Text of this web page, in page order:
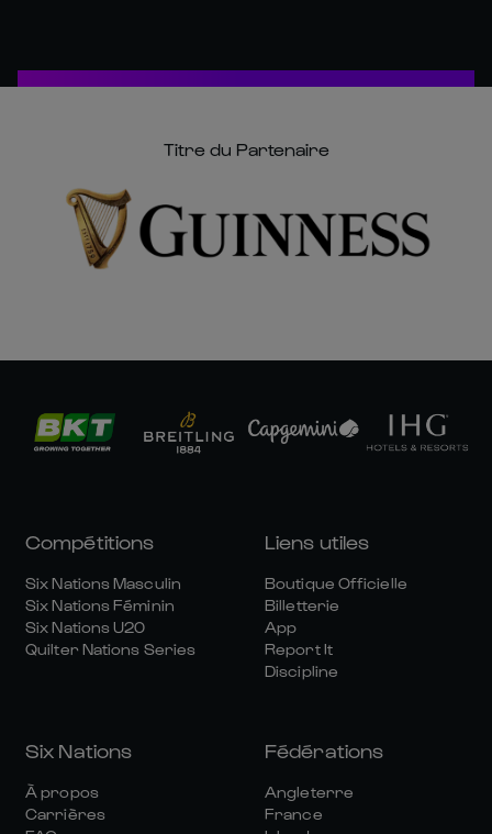
Titre du Partenaire
Compétitions
Six Nations Masculin
Six Nations Féminin
Six Nations U20
Quilter Nations Series
Liens utiles
Boutique Officielle
Billetterie
App
Report It
Discipline
Six Nations
À propos
Carrières
Fédérations
Angleterre
France